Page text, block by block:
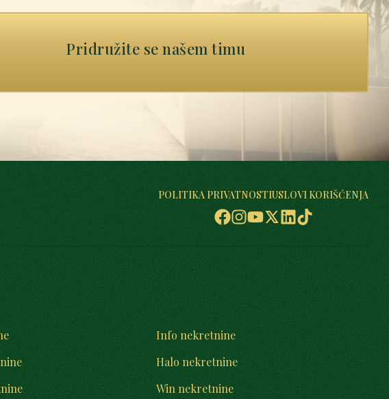
Pridružite se našem timu
POLITIKA PRIVATNOSTIUSLOVI KORIŠĆENJA
Info nekretnine
Halo nekretnine
Win nekretnine